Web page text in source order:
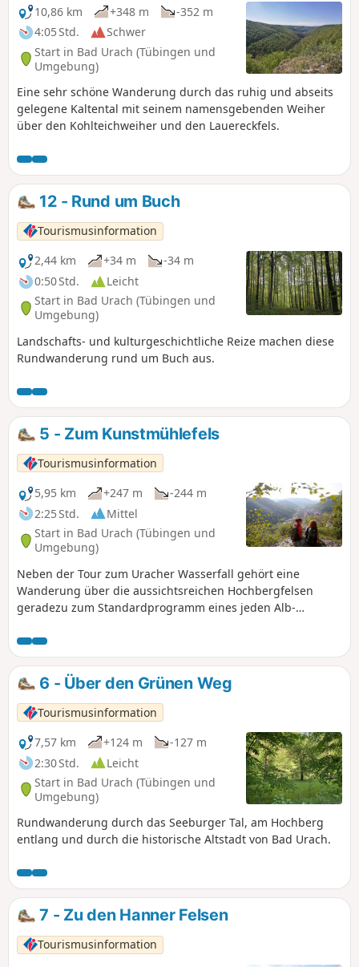
Ausblick auf den Hohenneuffen, bis nach Stuttgart und
manchmal sogar bis zum Schwarzwald und den Vogesen.
Bergab geht es in Richtung Freilichtmuseum Beuren.
Zurück auf der Albhochfläche beim „Brucker Fels“ kann man
noch eine weitere unvergessliche Aussicht auf die markante
Burg Teck und ins Lenninger Tal genießen. Und ehe man
sich‘s versieht, führt der historische Heidengraben einen
auch schon wieder zurück zum Anfangspunkt der
10,86 km +348 m
-352 m
4:05 Std.
Schwer
Start in Bad Urach (Tübingen und
Umgebung)
Eine sehr schöne Wanderung durch das ruhig und abseits
gelegene Kaltental mit seinem namensgebenden Weiher
über den Kohlteichweiher und den Lauereckfels.
12 - Rund um Buch
Tourismusinformation
2,44 km
+34 m
-34 m
0:50 Std.
Leicht
Start in Bad Urach (Tübingen und
Umgebung)
Landschafts- und kulturgeschichtliche Reize machen diese
Rundwanderung rund um Buch aus.
5 - Zum Kunstmühlefels
Tourismusinformation
5,95 km
+247 m
-244 m
2:25 Std.
Mittel
Start in Bad Urach (Tübingen und
Umgebung)
Neben der Tour zum Uracher Wasserfall gehört eine
Wanderung über die aussichtsreichen Hochbergfelsen
geradezu zum Standardprogramm eines jeden Alb-
6 - Über den Grünen Weg
Tourismusinformation
7,57 km
+124 m
-127 m
2:30 Std.
Leicht
Start in Bad Urach (Tübingen und
Umgebung)
Rundwanderung durch das Seeburger Tal, am Hochberg
entlang und durch die historische Altstadt von Bad Urach.
7 - Zu den Hanner Felsen
Tourismusinformation